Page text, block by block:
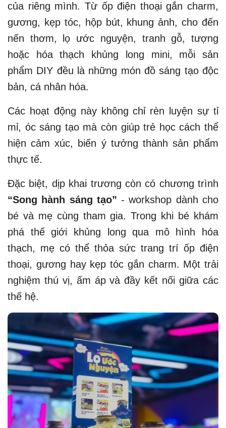
của riêng mình. Từ ốp điện thoại gắn charm,
gương, kẹp tóc, hộp bút, khung ảnh, cho đến
nến thơm, lọ ước nguyện, tranh gỗ, tượng
hoặc hóa thạch khủng long mini, mỗi sản
phẩm DIY đều là những món đồ sáng tạo độc
bản, cá nhân hóa.
Các hoạt động này không chỉ rèn luyện sự tỉ
mỉ, óc sáng tạo mà còn giúp trẻ học cách thể
hiện cảm xúc, biến ý tưởng thành sản phẩm
thực tế.
Đặc biệt, dịp khai trương còn có chương trình
“Song hành sáng tạo” - workshop dành cho
bé và mẹ cùng tham gia. Trong khi bé khám
phá thế giới khủng long qua mô hình hóa
thạch, mẹ có thể thỏa sức trang trí ốp điện
thoại, gương hay kẹp tóc gắn charm. Một trải
nghiệm thú vị, ấm áp và đầy kết nối giữa các
thế hệ.